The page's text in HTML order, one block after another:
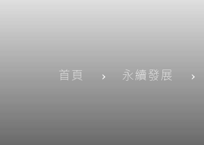
首頁 永續發展